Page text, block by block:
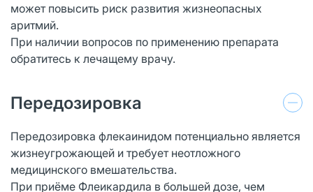
может повысить риск развития жизнеопасных
аритмий.
При наличии вопросов по применению препарата
обратитесь к лечащему врачу.
Передозировка
Передозировка флекаинидом потенциально является
жизнеугрожающей и требует неотложного
медицинского вмешательства.
При приёме Флеикардила в большей дозе, чем